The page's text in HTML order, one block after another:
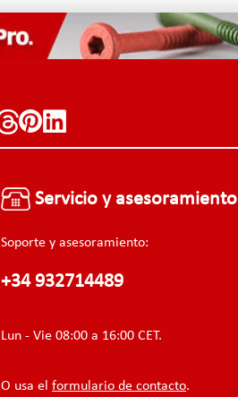
Servicio y asesoramiento
Soporte y asesoramiento:
+34 932714489
Lun - Vie 08:00 a 16:00 CET.
O usa el formulario de contacto.